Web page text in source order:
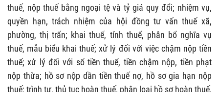
thuế, nộp thuế bằng ngoại tệ và tỷ giá quy đổi; nhiệm vụ,
quyền hạn, trách nhiệm của hội đồng tư vấn thuế xã,
phường, thị trấn; khai thuế, tính thuế, phân bổ nghĩa vụ
thuế, mẫu biểu khai thuế; xử lý đối với việc chậm nộp tiền
thuế; xử lý đối với số tiền thuế, tiền chậm nộp, tiền phạt
nộp thừa; hồ sơ nộp dần tiền thuế nợ, hồ sơ gia hạn nộp
thuế; trình tự, thủ tục hoàn thuế, phân loại hồ sơ hoàn thuế,